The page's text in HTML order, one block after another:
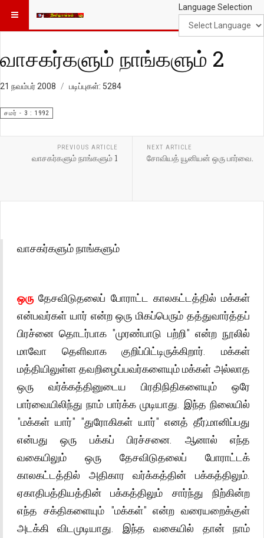
Language Selection
வாசகர்களும் நாங்களும் 2
21 நவம்பர் 2008 படிப்புகள்: 5284
சமர் - 3 : 1992
PREVIOUS ARTICLE
வாசகர்களும் நாங்களும் 1
NEXT ARTICLE
சோவியத் யூனியன் ஒரு பார்வை.
வாசகர்களும் நாங்களும்
ஒருதேசவிடுதலைப் போராட்ட காலகட்டத்தில் மக்கள்
என்பவர்கள் யார் என்ற ஒரு மிகப்பெரும் தத்துவார்த்தப்
பிரச்னை தொடர்பாக "முரண்பாடு பற்றி" என்ற நூலில்
மாவோ தெளிவாக குறிப்பிட்டிருக்கிறார். மக்கள்
மத்தியிலுள்ள தவறிழைப்பவர்களையும் மக்கள் அல்லாத
ஒரு வர்க்கத்தினுடைய பிரதிநிதிகளையும் ஒரே
பார்வையிலிந்து நாம் பார்க்க முடியாது. இந்த நிலையில்
"மக்கள் யார்" "துரோகிகள் யார்" எனத் தீர்;மானிப்பது
என்பது ஒரு பக்கப் பிரச்சனை. ஆனால் எந்த
வகையிலும் ஒரு தேசவிடுதலைப் போராட்டக்
காலகட்டத்தில் அதிகார வர்க்கத்தின் பக்கத்திலும்.
ஏகாதிபத்தியத்தின் பக்கத்திலும் சார்ந்து நிற்கின்ற
எந்த சக்திகளையும் "மக்கள்" என்ற வரையறைக்குள்
அடக்கி விடமுடியாது. இந்த வகையில் தான் நாம்